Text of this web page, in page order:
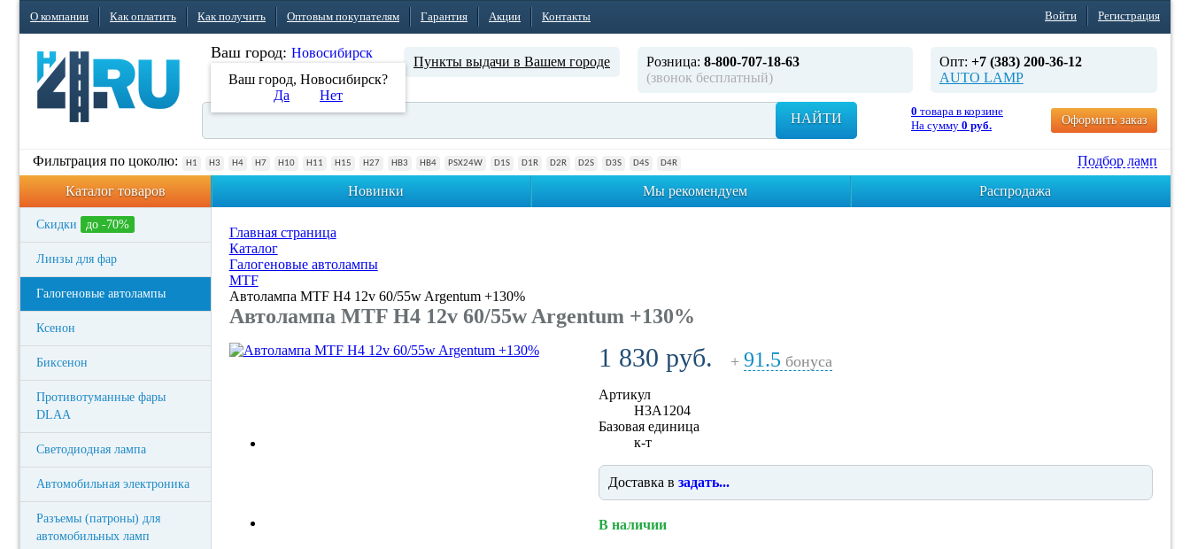
О компании Как оплатить Как получить Оптовым покупателям Гарантия Акции Контакты Войти Регистрация
Ваш город: Новосибирск
Ваш город, Новосибирск?
Да
Нет
Пункты выдачи в Вашем городе Розница: 8-800-707-18-63
(звонок бесплатный)
Опт: +7 (383) 200-36-12
AUTO LAMP
НАЙТИ 0 товара в корзине
На сумму 0 руб. Оформить заказ
Фильтрация по цоколю: H1 H3 H4 H7 H10 H11 H15 H27 HB3 HB4 PSX24W D1S D1R D2R D2S D3S D4S D4R
Подбор ламп
Каталог товаров
Новинки Мы рекомендуем Распродажа
Скидки до -70%
Линзы для фар
Галогеновые автолампы
Ксенон
Биксенон
Противотуманные фары
DLAA
Светодиодная лампа
Автомобильная электроника
Разъемы (патроны) для
автомобильных ламп
Главная страница
Каталог
Галогеновые автолампы
MTF
Автолампа MTF H4 12v 60/55w Argentum +130%
Автолампа MTF H4 12v 60/55w Argentum +130%
1 830 руб. + 91.5 бонуса
Артикул
H3A1204
Базовая единица
к-т
Доставка в задать...
В наличии